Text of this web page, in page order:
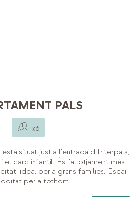
PALS
x6
situat just a l'entrada d'Interpals,
el parc infantil. És l'allotjament més
ideal per a grans famílies. Espai i
per a tothom.